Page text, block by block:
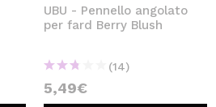
UBU - Pennello angolato
per fard Berry Blush
(14)
5,49€